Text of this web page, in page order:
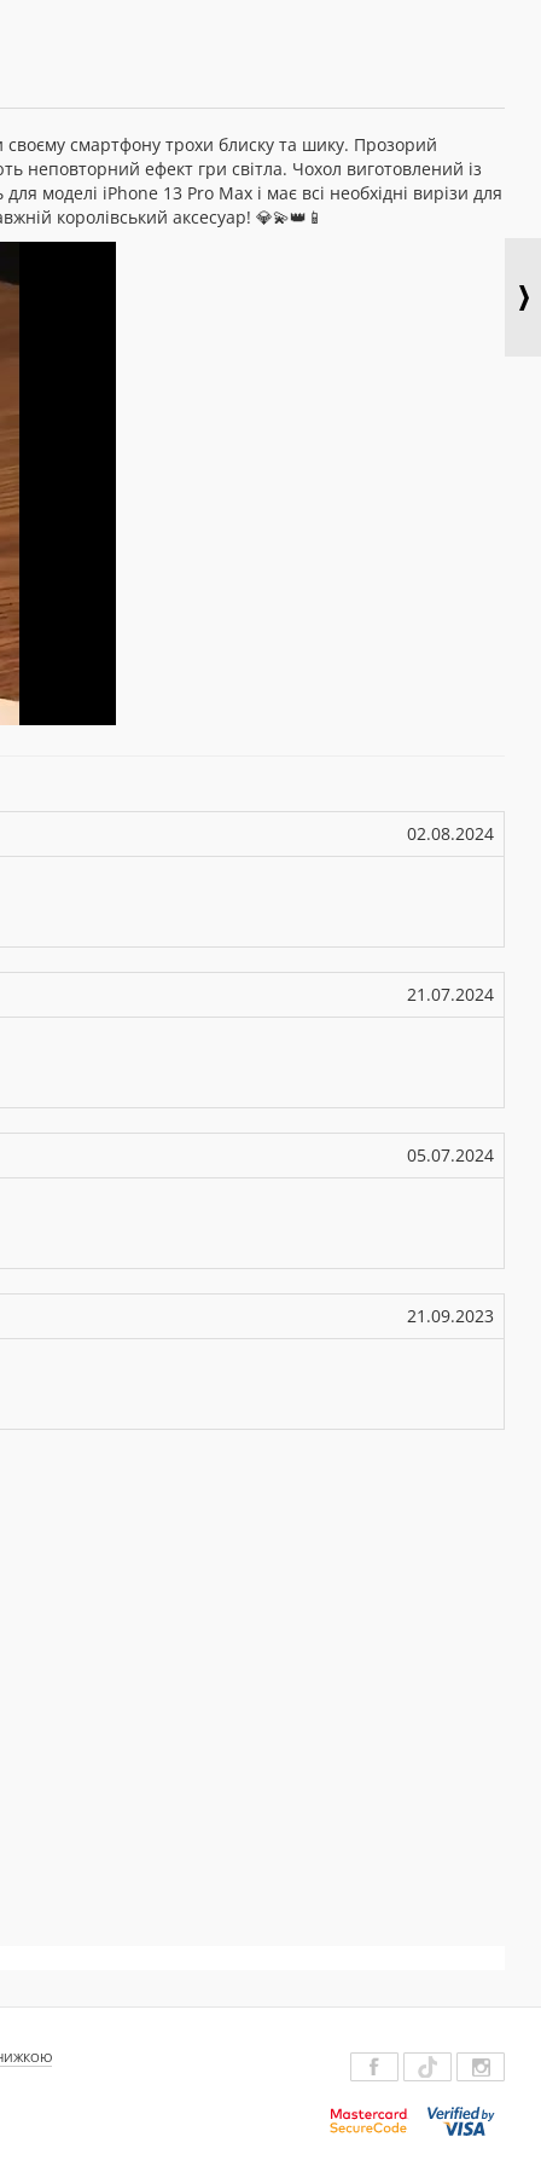
своєму смартфону трохи блиску та шику. Прозорий
неповторний ефект гри світла. Чохол виготовлений із
моделі iPhone 13 Pro Max і має всі необхідні вирізи для
королівський аксесуар! 💎💫👑📱
02.08.2024
21.07.2024
05.07.2024
21.09.2023